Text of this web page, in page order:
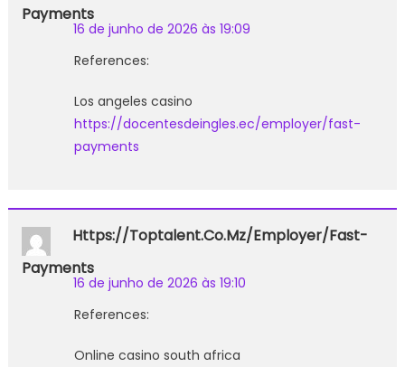
Payments
16 de junho de 2026 às 19:09
References:
Los angeles casino
https://docentesdeingles.ec/employer/fast-
payments
Https://toptalent.co.mz/employer/fast-
Payments
16 de junho de 2026 às 19:10
References:
Online casino south africa